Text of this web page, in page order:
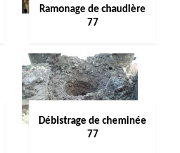
Ramonage de chaudière
77
Débistrage de cheminée
77